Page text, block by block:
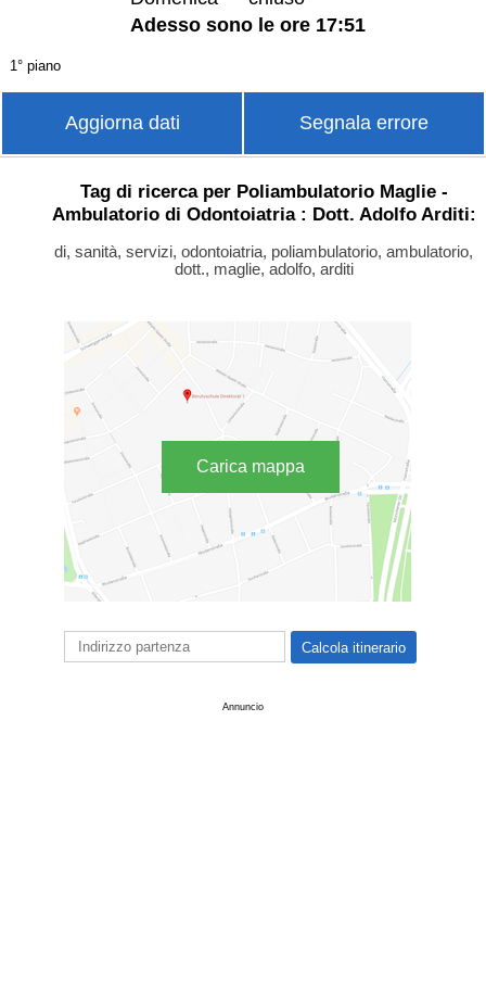
Adesso sono le ore 17:51
1° piano
Aggiorna dati Segnala errore
Tag di ricerca per Poliambulatorio Maglie -
Ambulatorio di Odontoiatria : Dott. Adolfo Arditi:
di, sanità, servizi, odontoiatria, poliambulatorio, ambulatorio,
dott., maglie, adolfo, arditi
Carica mappa
Annuncio